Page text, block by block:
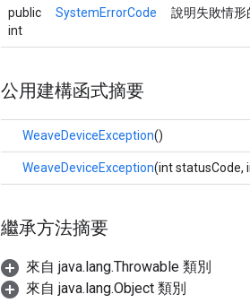
public
int
SystemErrorCode 說明失敗情形
公用建構函式摘要
WeaveDeviceException()
WeaveDeviceException(int statusCode,
繼承方法摘要
來自 java.lang.Throwable 類別
來自 java.lang.Object 類別